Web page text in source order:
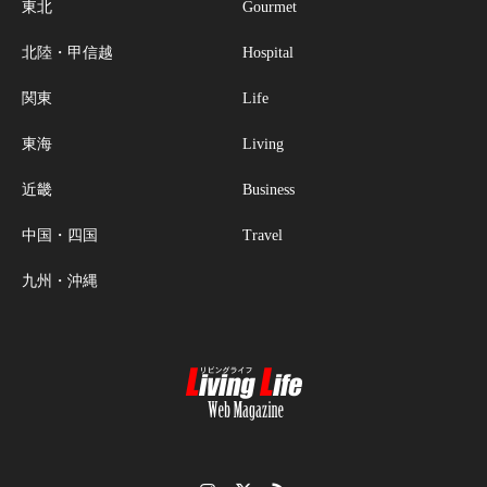
東北
北陸・甲信越
関東
東海
近畿
中国・四国
九州・沖縄
Gourmet
Hospital
Life
Living
Business
Travel